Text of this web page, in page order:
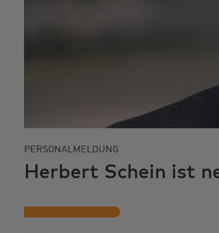
PERSONALMELDUNG
Herbert Schein ist